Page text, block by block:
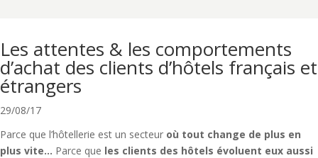
Les attentes & les comportements
d’achat des clients d’hôtels français et
étrangers
29/08/17
Parce que l’hôtellerie est un secteur où tout change de plus en
plus vite… Parce que les clients des hôtels évoluent eux aussi